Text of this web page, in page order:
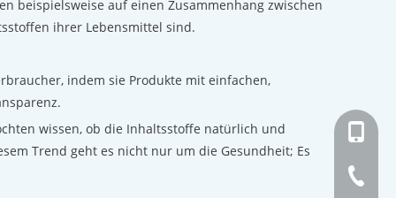
beispielsweise auf einen Zusammenhang zwischen
ihrer Lebensmittel sind.
indem sie Produkte mit einfachen,
wissen, ob die Inhaltsstoffe natürlich und
Trend geht es nicht nur um die Gesundheit; Es
+ 86-
+ 86-